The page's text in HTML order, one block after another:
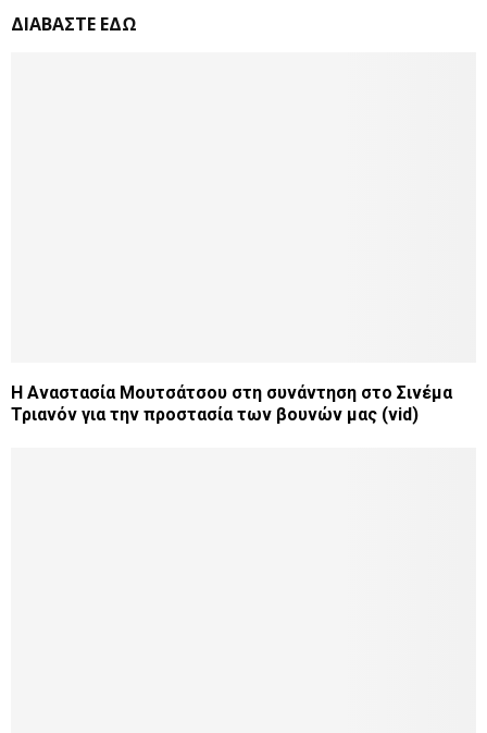
ΔΙΑΒΑΣΤΕ ΕΔΩ
Η Αναστασία Μουτσάτσου στη συνάντηση στο Σινέμα
Τριανόν για την προστασία των βουνών μας (vid)